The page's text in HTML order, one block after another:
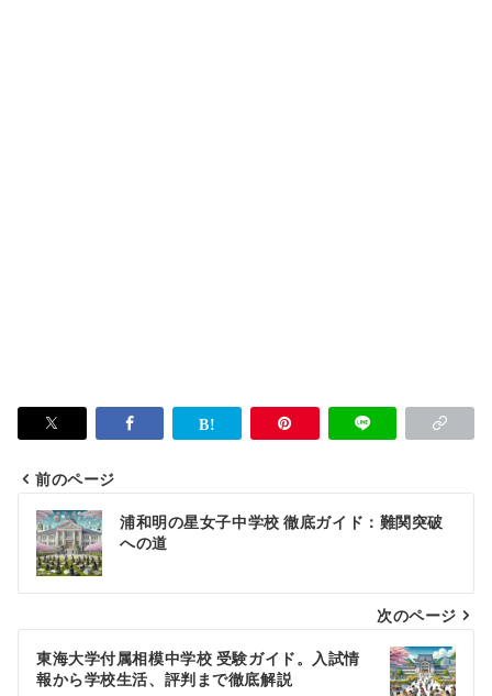
投
稿
ナ
ビ
ゲ
前のページ
浦和明の星女子中学校 徹底ガイド：難関突破
への道
次のページ
東海大学付属相模中学校 受験ガイド。入試情
報から学校生活、評判まで徹底解説